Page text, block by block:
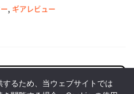
, ギアレビュー
るため、当ウェブサイトでは